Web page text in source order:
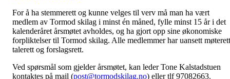
For å ha stemmerett og kunne velges til verv må man ha vært
medlem av Tormod skilag i minst én måned, fylle minst 15 år i det
kalenderåret årsmøtet avholdes, og ha gjort opp sine økonomiske
forpliktelser til Tormod skilag. Alle medlemmer har uansett
talerett og forslagsrett.
Ved spørsmål som gjelder årsmøtet, kan leder Tone Kalstadstuen
kontaktes på mail (post@tormodskilag.no) eller tlf 97082663.